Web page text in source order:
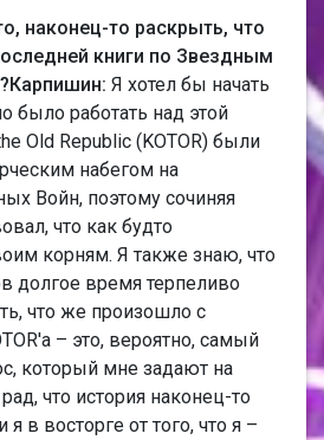
наконец-то раскрыть, что
книги по Звездным
Карпишин: Я хотел бы начать
было работать над этой
Old Republic (KOTOR) были
набегом на
Войн, поэтому сочиняя
что как будто
корням. Я также знаю, что
долгое время терпеливо
что же произошло с
– это, вероятно, самый
который мне задают на
что история наконец-то
я в восторге от того, что я –